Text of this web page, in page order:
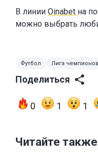
В линии Oinabet на
можно выбрать
Футбол Лига чемпионов
Поделиться
0 1 1
Читайте также